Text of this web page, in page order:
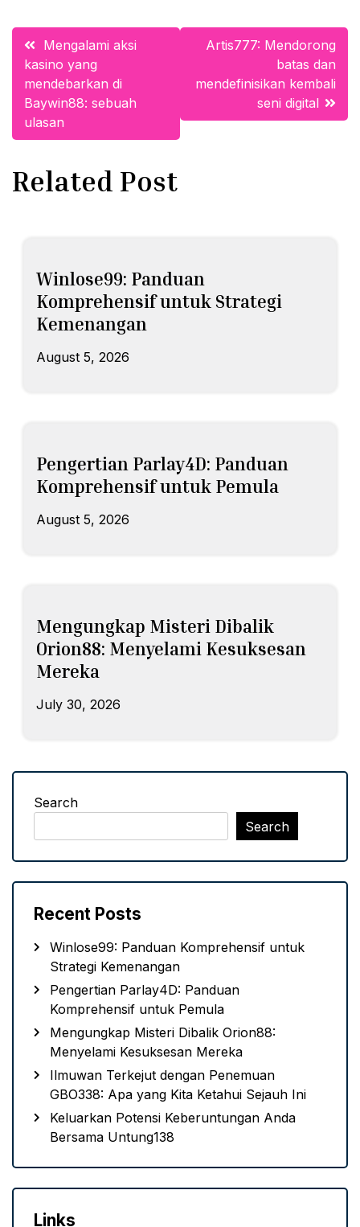
Post
navigation
Mengalami aksi
kasino yang
mendebarkan di
Baywin88: sebuah
ulasan
Artis777: Mendorong
batas dan
mendefinisikan kembali
seni digital
Related Post
Winlose99: Panduan
Komprehensif untuk Strategi
Kemenangan
August 5, 2026
Pengertian Parlay4D: Panduan
Komprehensif untuk Pemula
August 5, 2026
Mengungkap Misteri Dibalik
Orion88: Menyelami Kesuksesan
Mereka
July 30, 2026
Search
Search
Recent Posts
Winlose99: Panduan Komprehensif untuk
Strategi Kemenangan
Pengertian Parlay4D: Panduan
Komprehensif untuk Pemula
Mengungkap Misteri Dibalik Orion88:
Menyelami Kesuksesan Mereka
Ilmuwan Terkejut dengan Penemuan
GBO338: Apa yang Kita Ketahui Sejauh Ini
Keluarkan Potensi Keberuntungan Anda
Bersama Untung138
Links